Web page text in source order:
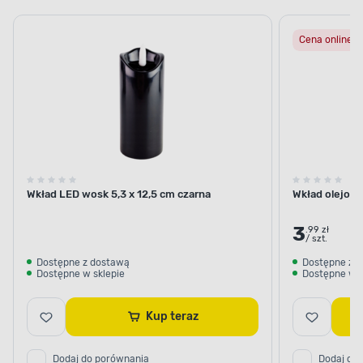
LED olejowe parafinowe pod
Wkład LED wosk 5,3 x 12,5 cm czarna
Dostępne z dostawą
Dostępne w sklepie
Kup teraz
Dodaj do porównania
Cena online
Wkład
3.99 zł
/ szt.
Dostępne z
Dostępne w
Dodaj do